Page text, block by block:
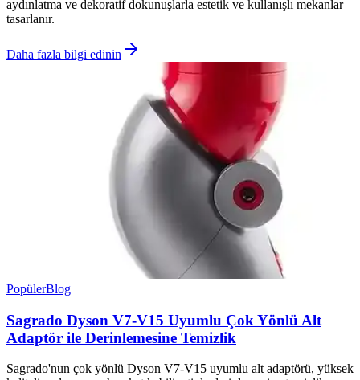
aydınlatma ve dekoratif dokunuşlarla estetik ve kullanışlı mekanlar
tasarlanır.
Daha fazla bilgi edinin
PopülerBlog
Sagrado Dyson V7-V15 Uyumlu Çok Yönlü Alt
Adaptör ile Derinlemesine Temizlik
Sagrado'nun çok yönlü Dyson V7-V15 uyumlu alt adaptörü, yüksek